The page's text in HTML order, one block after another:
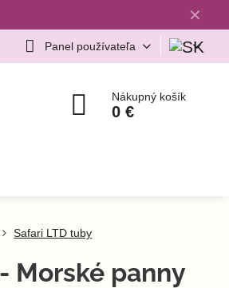
✕
Panel používateľa
Nákupný košík
0 €
Safari LTD tuby
Morské panny